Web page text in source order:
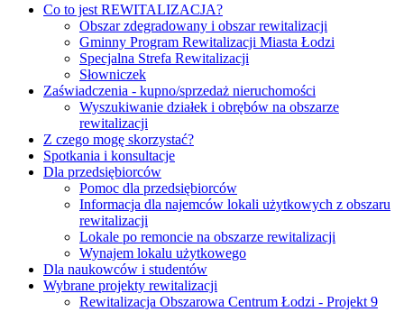
Co to jest REWITALIZACJA?
Obszar zdegradowany i obszar rewitalizacji
Gminny Program Rewitalizacji Miasta Łodzi
Specjalna Strefa Rewitalizacji
Słowniczek
Zaświadczenia - kupno/sprzedaż nieruchomości
Wyszukiwanie działek i obrębów na obszarze
rewitalizacji
Z czego mogę skorzystać?
Spotkania i konsultacje
Dla przedsiębiorców
Pomoc dla przedsiębiorców
Informacja dla najemców lokali użytkowych z obszaru
rewitalizacji
Lokale po remoncie na obszarze rewitalizacji
Wynajem lokalu użytkowego
Dla naukowców i studentów
Wybrane projekty rewitalizacji
Rewitalizacja Obszarowa Centrum Łodzi - Projekt 9